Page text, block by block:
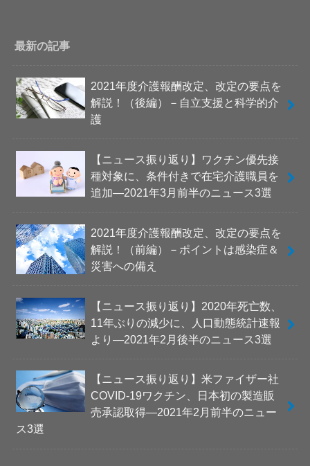
最新の記事
2021年度介護報酬改定、改定の要点を
解説！（後編）－自立支援と科学的介
護
【ニュース振り返り】ワクチン優先接
種対象に、条件付きで在宅介護職員を
追加―2021年3月前半のニュース3選
2021年度介護報酬改定、改定の要点を
解説！（前編）－ポイントは感染症＆
災害への備え
【ニュース振り返り】2020年死亡数、
11年ぶりの減少に、人口動態統計速報
より―2021年2月後半のニュース3選
【ニュース振り返り】米ファイザー社
COVID-19ワクチン、日本初の製造販
売承認取得―2021年2月前半のニュー
ス3選